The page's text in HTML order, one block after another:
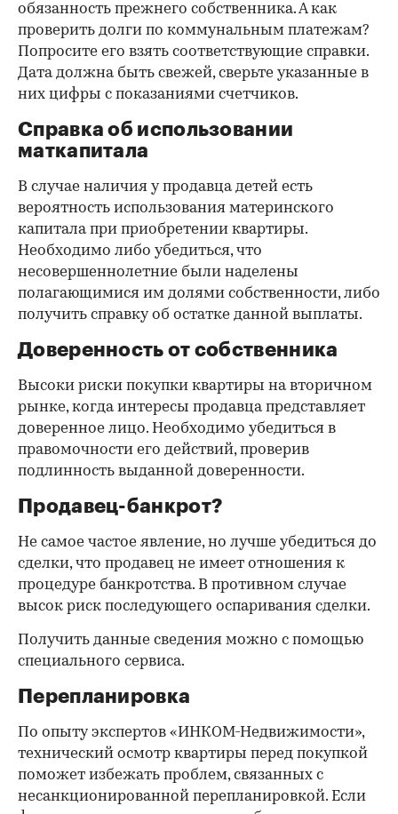
обязанность прежнего собственника. А как
проверить долги по коммунальным платежам?
Попросите его взять соответствующие справки.
Дата должна быть свежей, сверьте указанные в
них цифры с показаниями счетчиков.
Справка об использовании
маткапитала
В случае наличия у продавца детей есть
вероятность использования материнского
капитала при приобретении квартиры.
Необходимо либо убедиться, что
несовершеннолетние были наделены
полагающимися им долями собственности, либо
получить справку об остатке данной выплаты.
Доверенность от собственника
Высоки риски покупки квартиры на вторичном
рынке, когда интересы продавца представляет
доверенное лицо. Необходимо убедиться в
правомочности его действий, проверив
подлинность выданной доверенности.
Продавец-банкрот?
Не самое частое явление, но лучше убедиться до
сделки, что продавец не имеет отношения к
процедуре банкротства. В противном случае
высок риск последующего оспаривания сделки.
Получить данные сведения можно с помощью
специального сервиса.
Перепланировка
По опыту экспертов «ИНКОМ-Недвижимости»,
технический осмотр квартиры перед покупкой
поможет избежать проблем, связанных с
несанкционированной перепланировкой. Если